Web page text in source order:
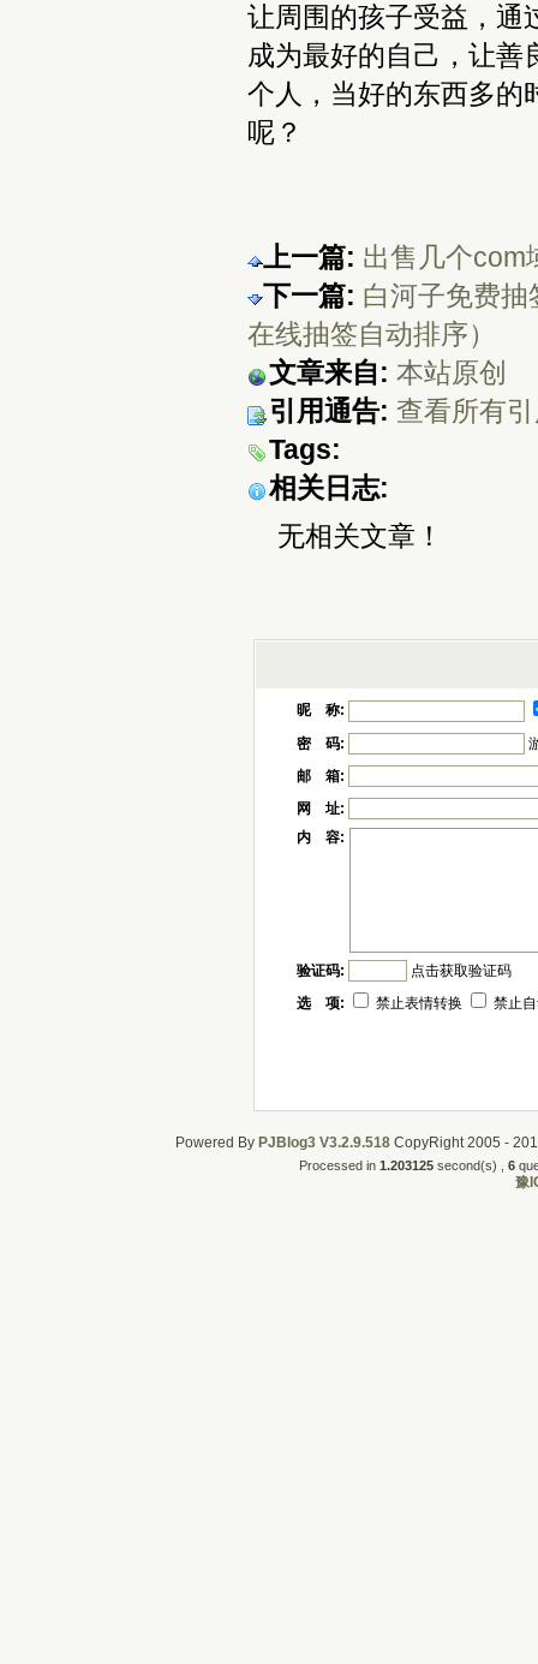
让周围的孩子受益，通
成为最好的自己，让善
个人，当好的东西多的
呢？
上一篇: 出售几个com
下一篇: 白河子免费
在线抽签自动排序）
文章来自: 本站原创
引用通告: 查看所有
Tags:
相关日志:
无相关文章！
昵 称:
密 码:
邮 箱:
网 址:
内 容:
验证码:
点击获取验证码
选 项:
禁止表情转换 禁止
Powered By PJBlog3 V3.2.9.518CopyRight 2005 -
Processed in 1.203125second(s) , 6
豫